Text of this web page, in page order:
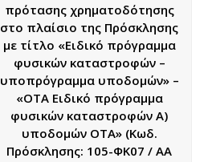
πρότασης χρηματοδότησης
στο πλαίσιο της Πρόσκλησης
με τίτλο «Ειδικό πρόγραμμα
φυσικών καταστροφών –
υποπρόγραμμα υποδομών» –
«ΟΤΑ Ειδικό πρόγραμμα
φυσικών καταστροφών Α)
υποδομών ΟΤΑ» (Κωδ.
Πρόσκλησης: 105-ΦΚ07 / ΑΑ